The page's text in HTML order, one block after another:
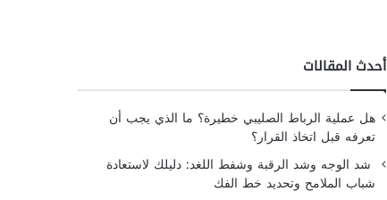
أحدث المقالات
هل عملية الرباط الصليبي خطيرة؟ ما الذي يجب أن
تعرفه قبل اتخاذ القرار؟
شد الوجه وشد الرقبة وشفط اللغد: دليلك لاستعادة
شباب الملامح وتحديد خط الفك